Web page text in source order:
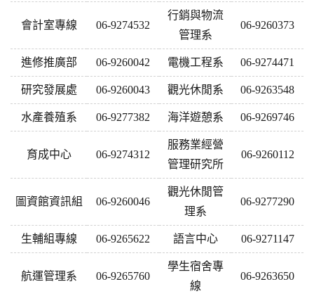
會計室專線 06-9274532
行銷與物流
管理系
06-9260373
進修推廣部 06-9260042 電機工程系 06-9274471
研究發展處 06-9260043 觀光休閒系 06-9263548
水產養殖系 06-9277382 海洋遊憩系 06-9269746
育成中心 06-9274312
服務業經營
管理研究所
06-9260112
圖資館資訊組 06-9260046
觀光休閒管
理系
06-9277290
生輔組專線 06-9265622 語言中心 06-9271147
航運管理系 06-9265760
學生宿舍專
線
06-9263650